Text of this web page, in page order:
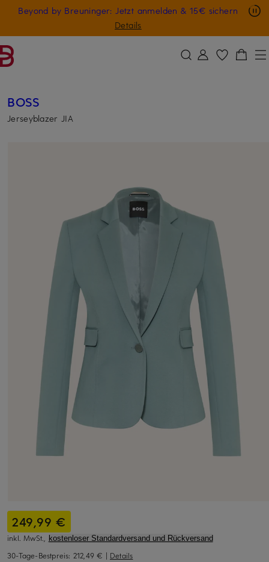
ZUM HAUPTINHALT ÜBERSPRINGEN
Beyond by Breuninger: Jetzt anmelden & 15€ sichern
Details
Nur in der App: -10 € auf digitale Geschenkkarten
GESCHENK20
BOSS
Jerseyblazer JIA
249,99 €
inkl. MwSt., kostenloser Standardversand und Rückversand
30-Tage-Bestpreis: 212,49 € | Details